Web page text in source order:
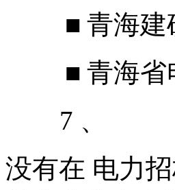
■ 青海建
■ 青海省
7 、
没有在 电力